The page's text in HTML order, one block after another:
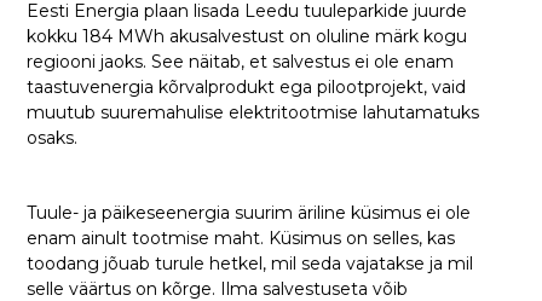
Eesti Energia plaan lisada Leedu tuuleparkide juurde
kokku 184 MWh akusalvestust on oluline märk kogu
regiooni jaoks. See näitab, et salvestus ei ole enam
taastuvenergia kõrvalprodukt ega pilootprojekt, vaid
muutub suuremahulise elektritootmise lahutamatuks
osaks.
Tuule- ja päikeseenergia suurim äriline küsimus ei ole
enam ainult tootmise maht. Küsimus on selles, kas
toodang jõuab turule hetkel, mil seda vajatakse ja mil
selle väärtus on kõrge. Ilma salvestuseta võib